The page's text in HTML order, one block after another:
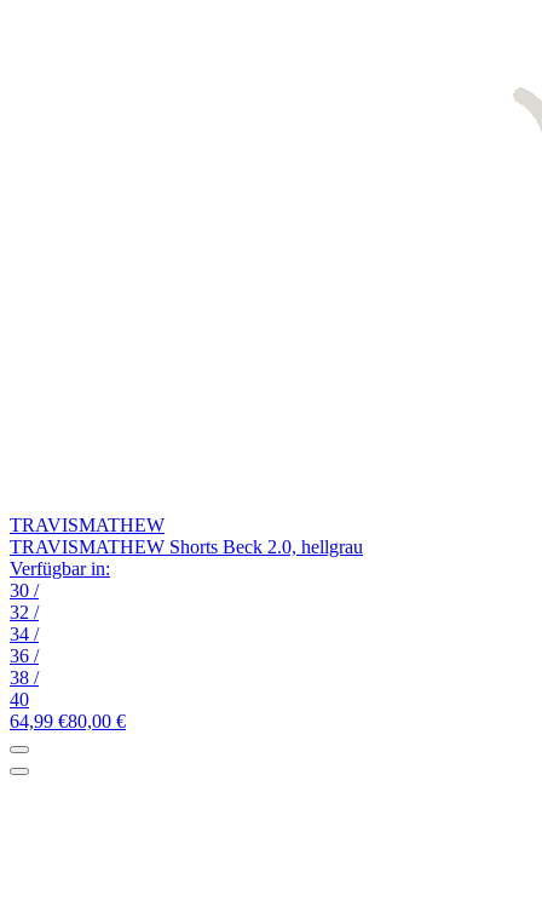
TRAVISMATHEW
TRAVISMATHEW Shorts Beck 2.0, hellgrau
Verfügbar in:
30 /
32 /
34 /
36 /
38 /
40
64,99 €80,00 €